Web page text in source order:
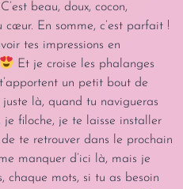
beau, doux, cocon,
En somme, c’est parfait !
tes impressions en
Et je croise les phalanges
un petit bout de
là, quand tu navigueras
filoche, je te laisse installer
te retrouver dans le prochain
manquer d’ici là, mais je
chaque mots, si tu as besoin